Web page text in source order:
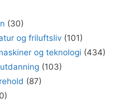
(30)
og friluftsliv (101)
og teknologi (434)
(103)
(87)